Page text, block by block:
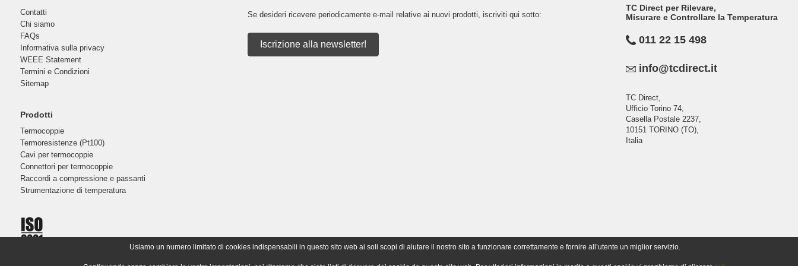
Contatti
Chi siamo
FAQs
Informativa sulla privacy
WEEE Statement
Termini e Condizioni
Sitemap
Prodotti
Termocoppie
Termoresistenze (Pt100)
Cavi per termocoppie
Connettori per termocoppie
Raccordi a compressione e passanti
Strumentazione di temperatura
Se desideri ricevere periodicamente e-mail relative ai nuovi prodotti, iscriviti qui sotto:
Iscrizione alla newsletter!
TC Direct per Rilevare,
Misurare e Controllare la Temperatura
011 22 15 498
info@tcdirect.it
TC Direct,
Ufficio Torino 74,
Casella Postale 2237,
10151 TORINO (TO),
Italia
Usiamo un numero limitato di cookies indispensabili in questo sito web ai soli scopi di aiutare il nostro sito a funzionare correttamente e fornire all’utente un miglior servizio.